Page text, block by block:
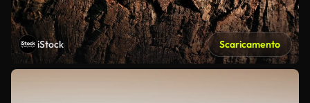
iStock Scaricamento